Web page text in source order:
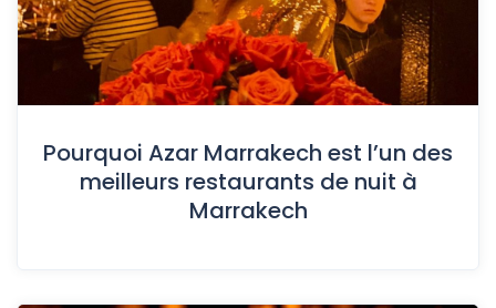
Pourquoi Azar Marrakech est l’un des
meilleurs restaurants de nuit à
Marrakech